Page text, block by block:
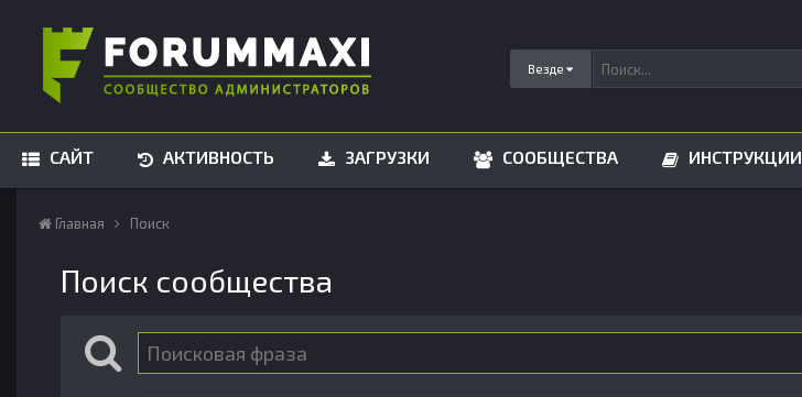
Везде
САЙТ АКТИВНОСТЬ ЗАГРУЗКИ СООБЩЕСТВА ИНСТРУКЦИИ
Главная Поиск
Поиск сообщества